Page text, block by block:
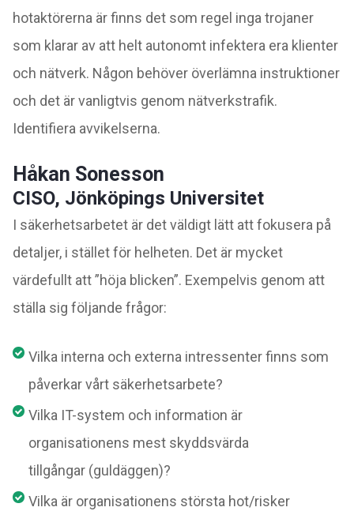
hotaktörerna är finns det som regel inga trojaner
som klarar av att helt autonomt infektera era klienter
och nätverk. Någon behöver överlämna instruktioner
och det är vanligtvis genom nätverkstrafik.
Identifiera avvikelserna.
Håkan Sonesson
CISO, Jönköpings Universitet
I säkerhetsarbetet är det väldigt lätt att fokusera på
detaljer, i stället för helheten. Det är mycket
värdefullt att ”höja blicken”. Exempelvis genom att
ställa sig följande frågor:
Vilka interna och externa intressenter finns som
påverkar vårt säkerhetsarbete?
Vilka IT-system och information är
organisationens mest skyddsvärda
tillgångar (guldäggen)?
Vilka är organisationens största hot/risker